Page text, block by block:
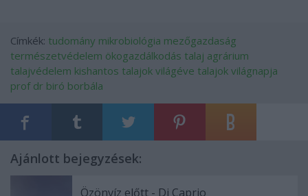
Címkék: tudomány mikrobiológia mezőgazdaság
természetvédelem ökogazdálkodás talaj agrárium
talajvédelem kishantos talajok világéve talajok világnapja
prof dr biró borbála
Ajánlott bejegyzések:
Özönvíz előtt - Di Caprio